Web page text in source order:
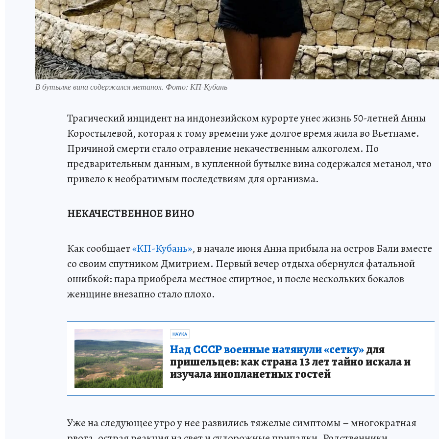
В бутылке вина содержался метанол. Фото: КП-Кубань
Трагический инцидент на индонезийском курорте унес жизнь 50-летней Анны
Коростылевой, которая к тому времени уже долгое время жила во Вьетнаме.
Причиной смерти стало отравление некачественным алкоголем. По
предварительным данным, в купленной бутылке вина содержался метанол, что
привело к необратимым последствиям для организма.
НЕКАЧЕСТВЕННОЕ ВИНО
Как сообщает«КП-Кубань», в начале июня Анна прибыла на остров Бали вместе
со своим спутником Дмитрием. Первый вечер отдыха обернулся фатальной
ошибкой: пара приобрела местное спиртное, и после нескольких бокалов
женщине внезапно стало плохо.
НАУКА
Над СССР военные натянули «сетку»для
пришельцев: как страна 13 лет тайно искала и
изучала инопланетных гостей
Уже на следующее утро у нее развились тяжелые симптомы – многократная